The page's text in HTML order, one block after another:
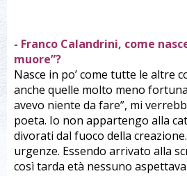
- Franco Calandrini, come
muore”?
Nasce in po’ come tutte le altre
anche quelle molto meno
avevo niente da fare”, mi
poeta. Io non appartengo alla
divorati dal fuoco della
urgenze. Essendo arrivato alla
così tarda età nessuno